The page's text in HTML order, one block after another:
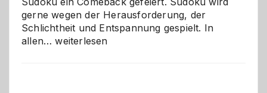
gerne wegen der Herausforderung, der
Schlichtheit und Entspannung gespielt. In
allen…Sudoku
weiterlesen